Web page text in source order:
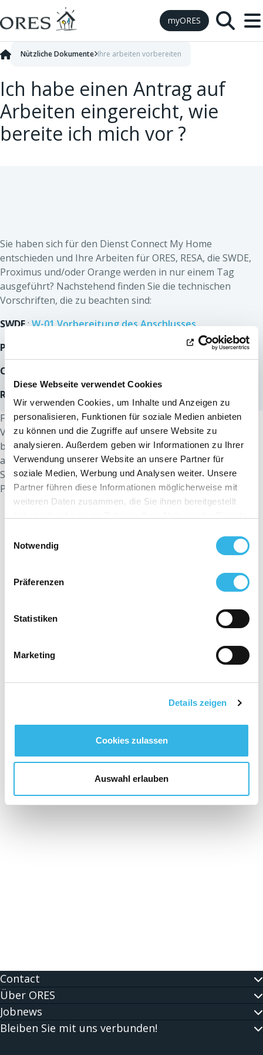
Diese Webseite verwendet Cookies
Wir verwenden Cookies, um Inhalte und Anzeigen zu
personalisieren, Funktionen für soziale Medien anbieten
zu können und die Zugriffe auf unsere Website zu
analysieren. Außerdem geben wir Informationen zu Ihrer
Verwendung unserer Website an unsere Partner für
soziale Medien, Werbung und Analysen weiter. Unsere
Partner führen diese Informationen möglicherweise mit
weiteren Daten zusammen, die Sie ihnen bereitgestellt
Cookies, wenn Sie unsere Webseite weiterhin nutzen.
Notwendig
Präferenzen
Statistiken
Marketing
Details zeigen
Cookies zulassen
Auswahl erlauben
Skip to Content
myORES
Ich habe einen Antrag auf
Arbeiten eingereicht, wie
bereite ich mich vor ?
Nützliche Dokumente Ihre arbeiten vorbereiten
Sie haben sich für den Dienst Connect My Home
entschieden und Ihre Arbeiten für ORES, RESA, die SWDE,
Proximus und/oder Orange werden in nur einem Tag
ausgeführt? Nachstehend finden Sie die technischen
Vorschriften, die zu beachten sind:
SWDE:W-01 Vorbereitung des Anschlusses
Proximus
P-01 Vorbereitung des Anschlusses
Orange
RESA
Für Ihre Arbeiten mitORES,finden Sie die technischen
Vorschriften,die Sie vor dem Eintreffen unserer Techniker
beachten müssen, in Ihrem Preisangebot. Befolgen Sie
anschließend einfach die Videoanleitungen Schritt für
Schritt und lesen Sie die detaillierten Vorschriften in den
PFD-Dokumenten nach!
Contact
Über ORES
Jobnews
Bleiben Sie mit uns verbunden!